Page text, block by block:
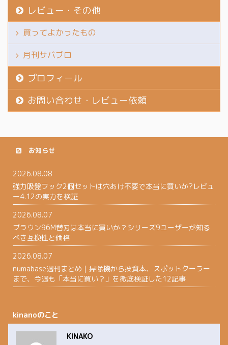
レビュー・その他
買ってよかったもの
月刊サバブロ
プロフィール
お問い合わせ・レビュー依頼
お知らせ
2026.08.08
強力吸盤フック2個セットは穴あけ不要で本当に買いか?レビュ
ー4.12の実力を検証
2026.08.07
ブラウン96M替刃は本当に買いか？シリーズ9ユーザーが知る
べき互換性と価格
2026.08.07
numabase週刊まとめ｜掃除機から投資本、スポットクーラー
まで、今週も「本当に買い？」を徹底検証した12記事
kinanoのこと
KINAKO